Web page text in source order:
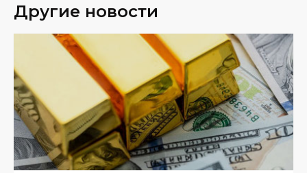
Другие новости